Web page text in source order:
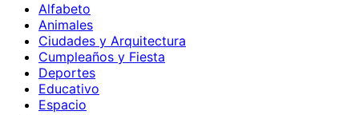
Alfabeto
Animales
Ciudades y Arquitectura
Cumpleaños y Fiesta
Deportes
Educativo
Espacio